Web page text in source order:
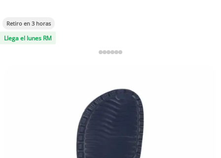
Retiro en 3 horas
Llega el lunes RM